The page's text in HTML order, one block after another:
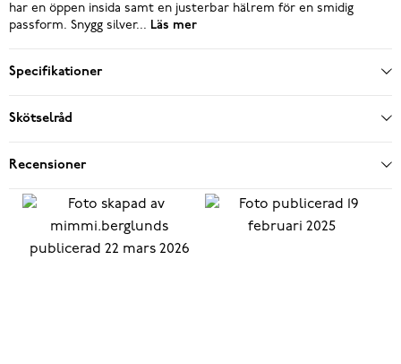
har en öppen insida samt en justerbar hälrem för en smidig
passform. Snygg silver... Läs mer
Specifikationer
Skötselråd
Recensioner